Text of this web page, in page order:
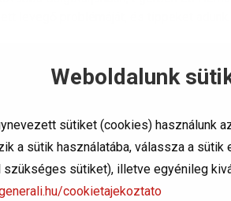
Weboldalunk
sütiket (cookies) használunk
a sütik használatába, válassza a
sütiket), illetve egyénileg
cookietajekoztato
levegő problémáját, és tippeket
ellen?
a figyelmet arra, hogy az érzékeny
fokozatát, amikor